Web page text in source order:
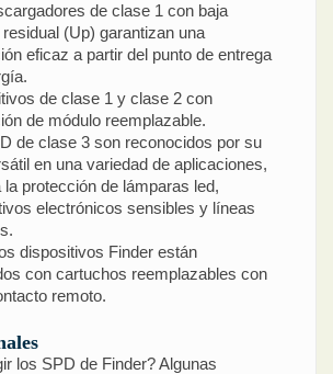
de clase 1 con baja
(Up) garantizan una
eficaz a partir del punto de entrega
de clase 1 y clase 2 con
de módulo reemplazable.
de clase 3 son reconocidos por su
en una variedad de aplicaciones,
la protección de lámparas led,
electrónicos sensibles y líneas
dispositivos Finder están
con cartuchos reemplazables con
remoto.
los SPD de Finder? Algunas